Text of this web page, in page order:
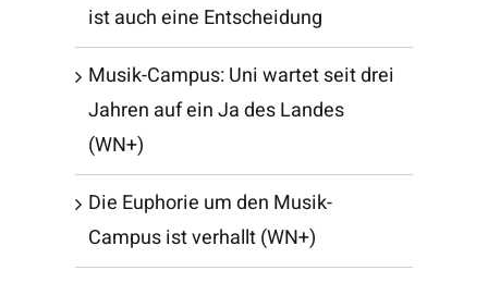
ist auch eine Entscheidung
Musik-Campus: Uni wartet seit drei
Jahren auf ein Ja des Landes
(WN+)
Die Euphorie um den Musik-
Campus ist verhallt (WN+)